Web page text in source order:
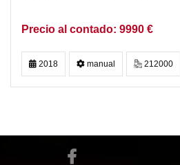
9990 €
2018 manual 212000